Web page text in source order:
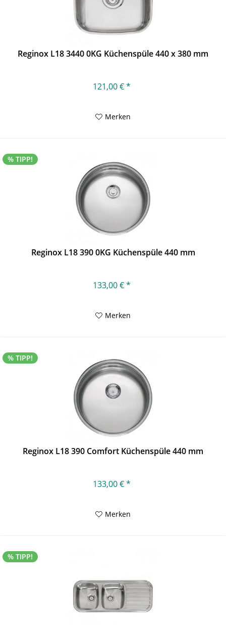
Reginox L18 3440 0KG Küchenspüle 440 x 380 mm
121,00 € *
Merken
% TIPP!
Reginox L18 390 0KG Küchenspüle 440 mm
133,00 € *
Merken
% TIPP!
Reginox L18 390 Comfort Küchenspüle 440 mm
133,00 € *
Merken
% TIPP!